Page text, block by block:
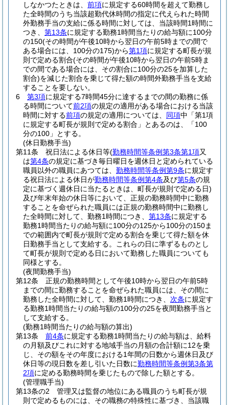
しなかつたときは、 前項に規定する60時間を超えて勤務し
た全時間のうち当該超勤代休時間の指定に代えられた時間
外勤務手当の支給に係る時間に対しては、当該時間1時間に
つき、 第13条に規定する勤務1時間当たりの給与額に100分
の150(その時間が午後10時から翌日の午前5時までの間で
ある場合には、100分の175)から第1項に規定する町長が規
則で定める割合(その時間が午後10時から翌日の午前5時ま
での間である場合には、その割合に100分の25を加算した
割合)を減じた割合を乗じて得た額の時間外勤務手当を支給
することを要しない。
6
第3項に規定する7時間45分に達するまでの間の勤務に係
る時間について前2項の規定の適用がある場合における当該
時間に対する前項の規定の適用については、 同項中「第1項
に規定する町長が規則で定める割合」とあるのは、「100
分の100」とする。
(休日勤務手当)
第11条
祝日法による休日等(勤務時間等条例第3条第1項又
は第4条の規定に基づき毎日曜日を週休日と定められている
職員以外の職員にあつては、 勤務時間等条例第9条に規定す
る祝日法による休日が勤務時間等条例第4条及び第5条の規
定に基づく週休日に当たるときは、町長が規則で定める日)
及び年末年始の休日等において、正規の勤務時間中に勤務
することを命ぜられた職員には正規の勤務時間中に勤務し
た全時間に対して、勤務1時間につき、 第13条に規定する
勤務1時間当たりの給与額に100分の125から100分の150ま
での範囲内で町長が規則で定める割合を乗じて得た額を休
日勤務手当として支給する。
これらの日に準ずるものとし
て町長が規則で定める日において勤務した職員についても
同様とする。
(夜間勤務手当)
第12条
正規の勤務時間として午後10時から翌日の午前5時
までの間に勤務することを命ぜられた職員には、その間に
勤務した全時間に対して、勤務1時間につき、 次条に規定す
る勤務1時間当たりの給与額の100分の25を夜間勤務手当と
して支給する。
(勤務1時間当たりの給与額の算出)
第13条
前4条に規定する勤務1時間当たりの給与額は、給料
の月額及びこれに対する地域手当の月額の合計額に12を乗
じ、その額をその年度における1年間の日数から週休日及び
休日等の現日数を差し引いた日数に勤務時間等条例第3条第
2項に定める勤務時間を乗じたもので除した額とする。
(管理職手当)
第13条の2
管理又は監督の地位にある職員のうち町長が規
則で定めるものには、その職務の特殊性に基づき、当該職